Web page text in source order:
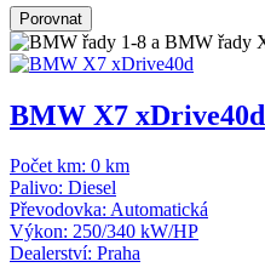
Porovnat
BMW X7 xDrive40d
Počet km: 0 km
Palivo: Diesel
Převodovka: Automatická
Výkon: 250/340 kW/HP
Dealerství: Praha